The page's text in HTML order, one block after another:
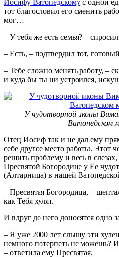
Иосифу Ватопедскому с одной
тот благословил его сменить
мог…
– У тебя же есть семья? –
– Есть, – подтвердил тот,
– Тебе сложно менять работу, –
и куда бы ты ни устроился,
У чудотворной иконы
Ватопедском
Отец Иосиф так и не дал ему
себе другое место работы. Этот
решить проблему и весь в
Пресвятой Богородице у Ее
(Алтарница) в нашей
– Пресвятая Богородица, –
как Тебя хулят.
И вдруг до него доносятся одно
– Я уже 2000 лет слышу эти
немного потерпеть не можешь?
– ответила ему Пресвятая.